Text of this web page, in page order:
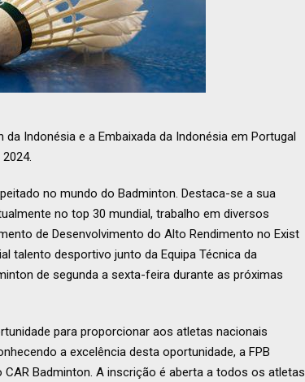
Indonésia e a Embaixada da Indonésia em Portugal
no mundo do Badminton. Destaca-se a sua
no top 30 mundial, trabalho em diversos
de Desenvolvimento do Alto Rendimento no Exist
talento desportivo junto da Equipa Técnica da
de segunda a sexta-feira durante as próximas
para proporcionar aos atletas nacionais
a excelência desta oportunidade, a FPB
Badminton. A inscrição é aberta a todos os atletas